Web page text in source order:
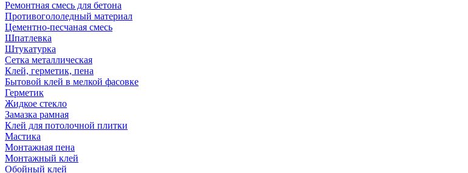
Ремонтная смесь для бетона
Противогололедный материал
Цементно-песчаная смесь
Шпатлевка
Штукатурка
Сетка металлическая
Клей, герметик, пена
Бытовой клей в мелкой фасовке
Герметик
Жидкое стекло
Замазка рамная
Клей для потолочной плитки
Мастика
Монтажная пена
Монтажный клей
Обойный клей